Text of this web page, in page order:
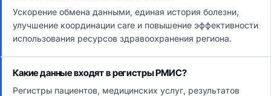
Ускорение обмена данными, единая история болезни,
улучшение координации care и повышение эффективности
использования ресурсов здравоохранения региона.
Какие данные входят в регистры РМИС?
Регистры пациентов, медицинских услуг, результатов